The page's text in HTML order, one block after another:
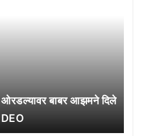
बाबर आझमने दिले